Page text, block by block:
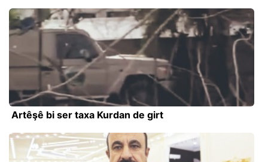
Artêşê bi ser taxa Kurdan de girt